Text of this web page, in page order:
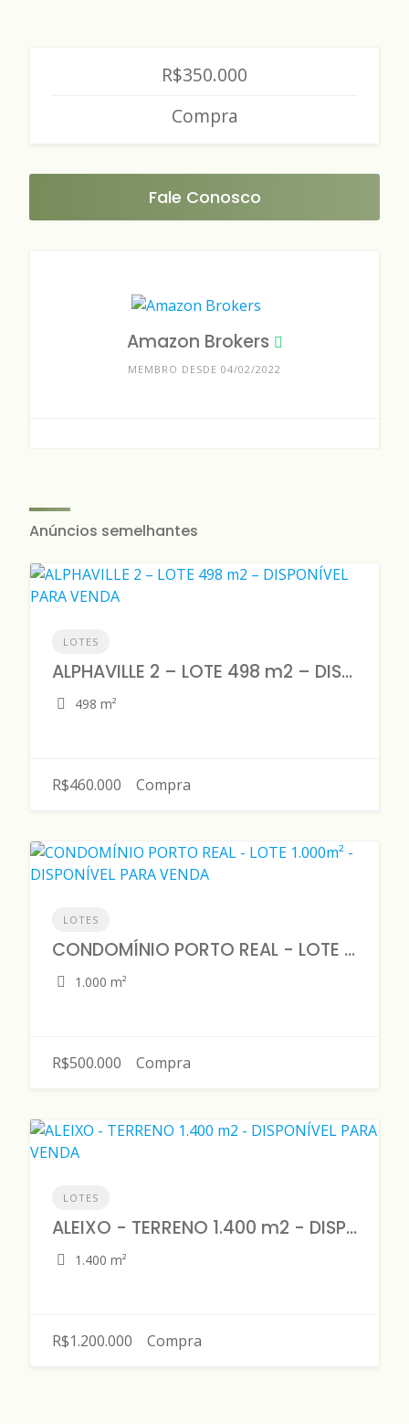
R$350.000
Compra
Fale Conosco
Amazon Brokers
MEMBRO DESDE 04/02/2022
Anúncios semelhantes
LOTES
ALPHAVILLE 2 – LOTE 498 m2 – DISPONÍVEL PARA VENDA
498 m²
R$460.000 Compra
LOTES
CONDOMÍNIO PORTO REAL - LOTE 1.000m² - DISPONÍVEL PARA VENDA
1.000 m²
R$500.000 Compra
LOTES
ALEIXO - TERRENO 1.400 m2 - DISPONÍVEL PARA VENDA
1.400 m²
R$1.200.000 Compra